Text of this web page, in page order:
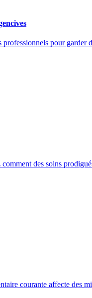
pour garder
des soins
courante affecte des